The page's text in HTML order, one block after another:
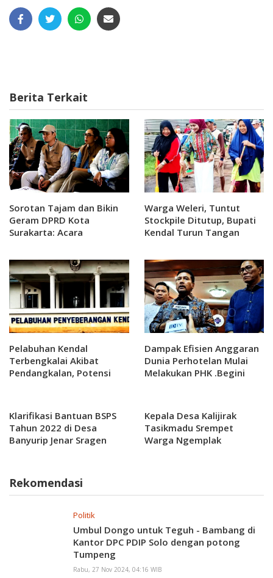
Berita Terkait
Sorotan Tajam dan Bikin
Geram DPRD Kota
Surakarta: Acara
Warga Weleri, Tuntut
Stockpile Ditutup, Bupati
Kendal Turun Tangan
Pelabuhan Kendal
Terbengkalai Akibat
Pendangkalan, Potensi
Dampak Efisien Anggaran
Dunia Perhotelan Mulai
Melakukan PHK .Begini
Klarifikasi Bantuan BSPS
Tahun 2022 di Desa
Banyurip Jenar Sragen
Kepala Desa Kalijirak
Tasikmadu Srempet
Warga Ngemplak
Rekomendasi
Politik
Umbul Dongo untuk Teguh - Bambang di
Kantor DPC PDIP Solo dengan potong
Tumpeng
Rabu, 27 Nov 2024, 04:16 WIB